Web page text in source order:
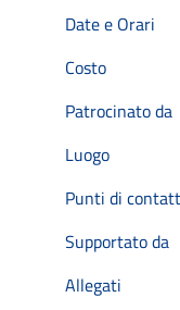
Date e Orari
Costo
Patrocinato da
Luogo
Punti di
Supportato da
Allegati